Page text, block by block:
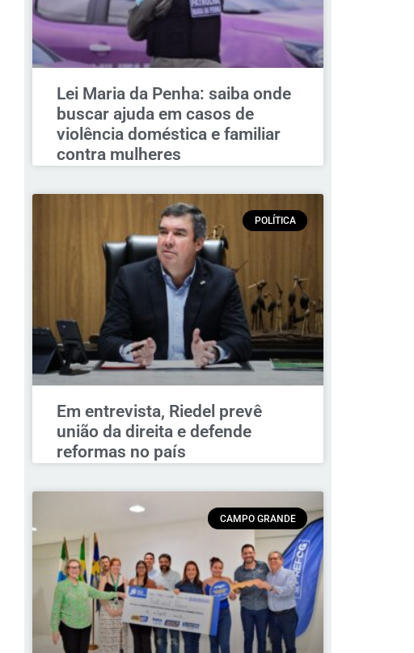
Lei Maria da Penha: saiba onde
buscar ajuda em casos de
violência doméstica e familiar
contra mulheres
POLÍTICA
Em entrevista, Riedel prevê
união da direita e defende
reformas no país
CAMPO GRANDE